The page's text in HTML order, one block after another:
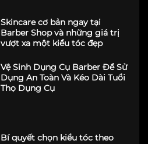
Skincare cơ bản ngay tại
vượt xa một kiểu tóc đẹp
Thọ Dụng Cụ